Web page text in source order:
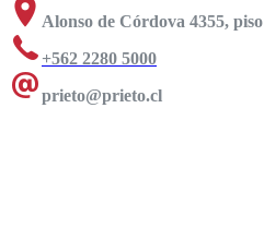
Alonso de Córdova 4355,
+562 2280 5000
prieto@prieto.cl